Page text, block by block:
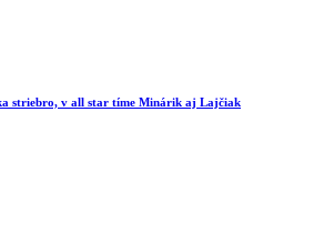
striebro, v all star tíme Minárik aj Lajčiak